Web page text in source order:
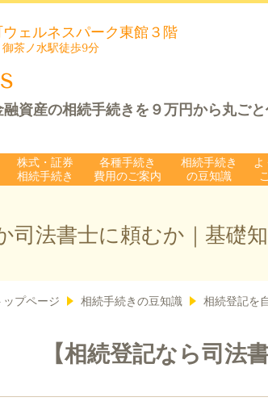
ェルネスパーク東館３階
茶ノ水駅徒歩9分
資産の相続手続きを９万円から丸ご
株式・証券
相続手続き
各種手続き
費用のご案内
相続手続き
の豆知識
よ
司法書士に頼むか｜基礎
ップページ 相続手続きの豆知識 相続登記を
【相続登記なら司法